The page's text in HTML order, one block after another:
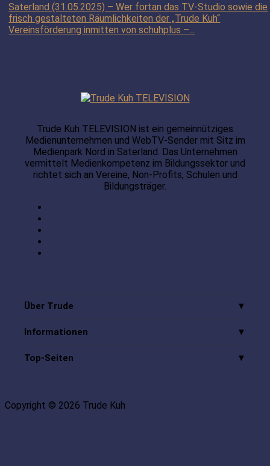
Saterland (31.05.2025) – Wer fortan das TV-Studio sowie die
frisch gestalteten Räumlichkeiten der „Trude Kuh“
Vereinsförderung inmitten von schuhplus –...
Trude Kuh TELEVISION ist ein gemeinnütziges
Medienunternehmen und WebTV-Sender mit Sitz im
Medienpark Nord in Saterland. Das Unternehmen
vermittelt Medienkompetenz im Bildungssektor und
richtet sich an Vereine, Non-Profits, Schulen und
Bildungsträger.
Über Trude
Informationen
Top-Seiten
Copyright © 2026 Trude Kuh